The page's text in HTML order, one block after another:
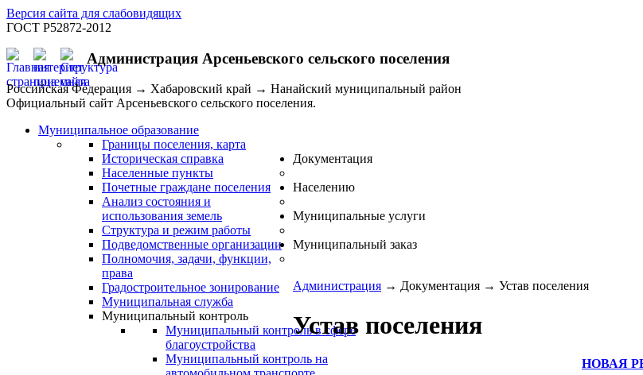
Версия сайта для слабовидящих
ГОСТ Р52872-2012
Администрация Арсеньевского сельского поселения
Российская Федерация → Хабаровский край → Нанайский муниципальный район
Официальный сайт Арсеньевского сельского поселения.
Муниципальное образование
Границы поселения, карта
Историческая справка
Населенные пункты
Почетные граждане поселения
Анализ состояния и
использования земель
Структура и режим работы
Подведомственные организации
Полномочия, задачи, функции,
права
Градостроительное зонирование
Муниципальная служба
Муниципальный контроль
Муниципальный контроль в сфере
благоустройства
Муниципальный контроль на
Документация
Населению
Муниципальные услуги
Муниципальный заказ
Администрация → Документация → Устав поселения
Устав поселения
НОВАЯ